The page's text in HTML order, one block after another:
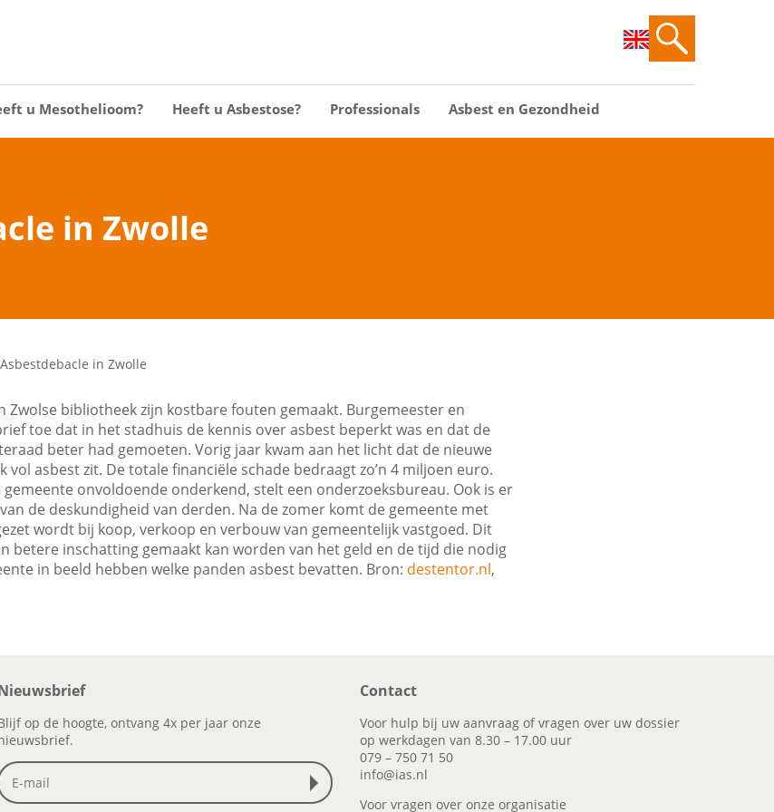
u Mesothelioom? Heeft u Asbestose? Professionals Asbest en Gezondheid
in Zwolle
Asbestdebacle in Zwolle
Zwolse bibliotheek zijn kostbare fouten gemaakt. Burgemeester en
toe dat in het stadhuis de kennis over asbest beperkt was en dat de
beter had gemoeten. Vorig jaar kwam aan het licht dat de nieuwe
vol asbest zit. De totale financiële schade bedraagt zo’n 4 miljoen euro.
onvoldoende onderkend, stelt een onderzoeksbureau. Ook is er
de deskundigheid van derden. Na de zomer komt de gemeente met
wordt bij koop, verkoop en verbouw van gemeentelijk vastgoed. Dit
betere inschatting gemaakt kan worden van het geld en de tijd die nodig
in beeld hebben welke panden asbest bevatten. Bron: destentor.nl,
op de hoogte, ontvang 4x per jaar onze
Contact
Voor hulp bij uw aanvraag of vragen over uw dossier
op werkdagen van 8.30 – 17.00 uur
079 – 750 71 50
info@ias.nl
Voor vragen over onze organisatie